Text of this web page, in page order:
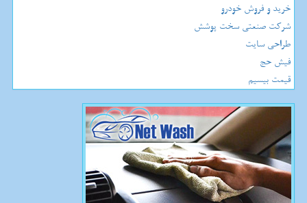
خرید و فروش خودرو
شرکت صنعتی سخت پوشش
طراحی سایت
فیش حج
قیمت بیسیم